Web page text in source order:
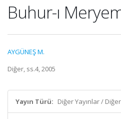
Buhur-ı
AYGÜNEŞ M.
Diğer, ss.4, 2005
Yayın Türü: Diğer Yayınlar / Diğer